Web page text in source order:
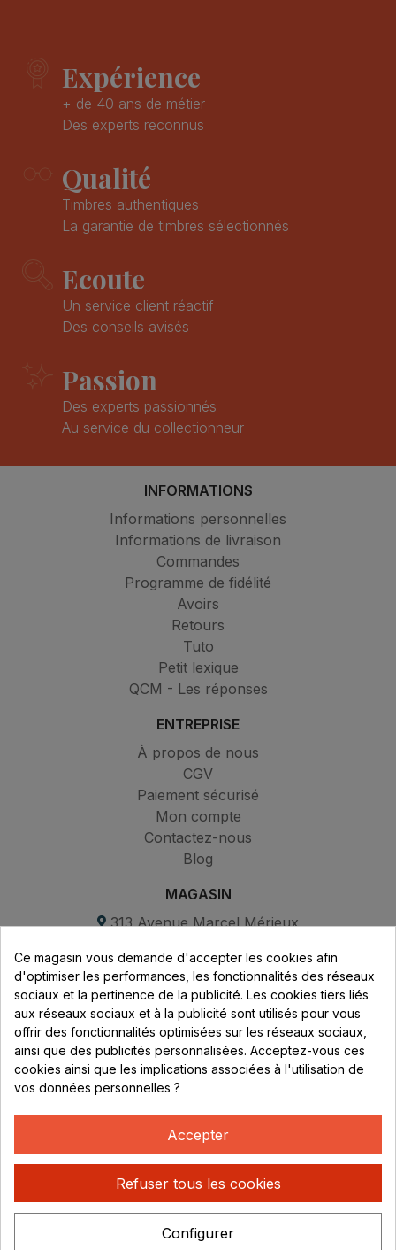
Expérience
+ de 40 ans de métier
Des experts reconnus
Qualité
Timbres authentiques
La garantie de timbres sélectionnés
Ecoute
Un service client réactif
Des conseils avisés
Passion
Des experts passionnés
Au service du collectionneur
INFORMATIONS
Informations personnelles
Informations de livraison
Commandes
Programme de fidélité
Avoirs
Retours
Tuto
Petit lexique
QCM - Les réponses
ENTREPRISE
À propos de nous
CGV
Paiement sécurisé
Mon compte
Contactez-nous
Blog
MAGASIN
313 Avenue Marcel Mérieux
69530 Brignais
Lundi au vendredi :
8h - 16h
uniquement sur Rendez-vous
CONTACT
04 78 37 00 68
contact@rhonephilatelie.fr
Ce magasin vous demande d'accepter les cookies afin
d'optimiser les performances, les fonctionnalités des réseaux
sociaux et la pertinence de la publicité. Les cookies tiers liés
aux réseaux sociaux et à la publicité sont utilisés pour vous
offrir des fonctionnalités optimisées sur les réseaux sociaux,
ainsi que des publicités personnalisées. Acceptez-vous ces
cookies ainsi que les implications associées à l'utilisation de
vos données personnelles ?
Accepter
Refuser tous les cookies
Configurer